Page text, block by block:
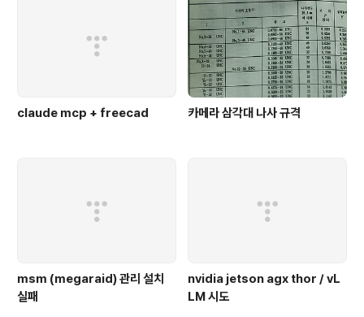
claude mcp + freecad 카메라 삼각대 나사 규격
msm (megaraid) 관리 설치
실패
nvidia jetson agx thor / vL
LM 시도